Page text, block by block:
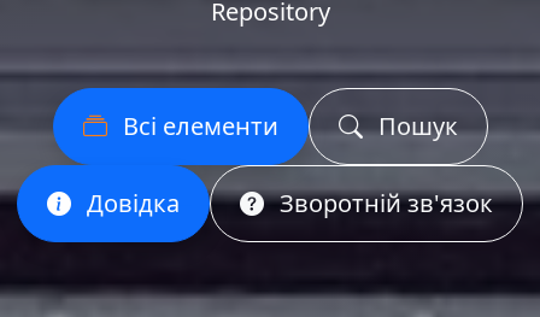
Repository
Всі елементи Пошук
Довідка Зворотній зв'язок